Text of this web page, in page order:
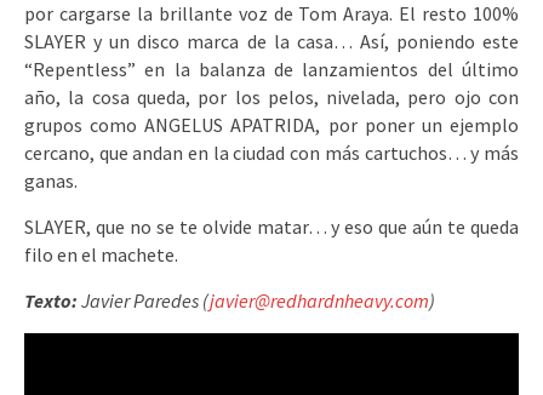
por cargarse la brillante voz de Tom Araya. El resto 100%
SLAYER y un disco marca de la casa… Así, poniendo este
“Repentless” en la balanza de lanzamientos del último
año, la cosa queda, por los pelos, nivelada, pero ojo con
grupos como ANGELUS APATRIDA, por poner un ejemplo
cercano, que andan en la ciudad con más cartuchos… y más
ganas.
SLAYER, que no se te olvide matar… y eso que aún te queda
filo en el machete.
Texto: Javier Paredes (javier@redhardnheavy.com)